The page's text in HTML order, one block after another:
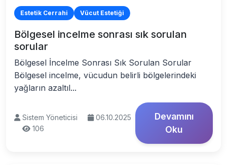
Estetik Cerrahi Vücut Estetiği
Bölgesel incelme sonrası sık sorulan
sorular
Bölgesel İncelme Sonrası Sık Sorulan Sorular
Bölgesel incelme, vücudun belirli bölgelerindeki
yağların azaltıl...
Sistem Yöneticisi
06.10.2025
106
Devamını
Oku